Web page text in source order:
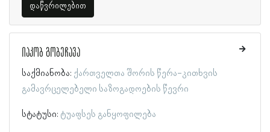
დაწვრილებით
იაკობ გობეჩავა
საქმიანობა: ქართველთა შორის წერა-კითხვის
გამავრცელებელი საზოგადოების წევრი
სტატუსი: ტუაფსეს განყოფილება